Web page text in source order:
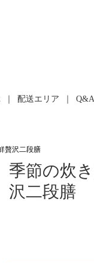
配送エリア Q&A
贅沢二段膳
季節の炊
沢二段膳